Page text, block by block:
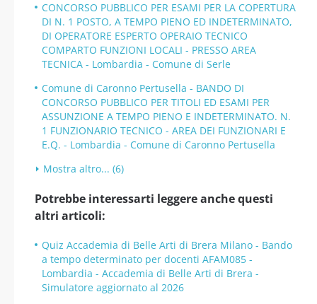
CONCORSO PUBBLICO PER ESAMI PER LA COPERTURA
DI N. 1 POSTO, A TEMPO PIENO ED INDETERMINATO,
DI OPERATORE ESPERTO OPERAIO TECNICO
COMPARTO FUNZIONI LOCALI - PRESSO AREA
TECNICA - Lombardia - Comune di Serle
Comune di Caronno Pertusella - BANDO DI
CONCORSO PUBBLICO PER TITOLI ED ESAMI PER
ASSUNZIONE A TEMPO PIENO E INDETERMINATO. N.
1 FUNZIONARIO TECNICO - AREA DEI FUNZIONARI E
E.Q. - Lombardia - Comune di Caronno Pertusella
Mostra altro... (6)
Potrebbe interessarti leggere anche questi
altri articoli:
Quiz Accademia di Belle Arti di Brera Milano - Bando
a tempo determinato per docenti AFAM085 -
Lombardia - Accademia di Belle Arti di Brera -
Simulatore aggiornato al 2026